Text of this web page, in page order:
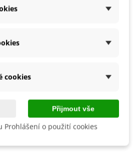
Ano
Nehybridní
cookies
Přijmout vše
Prohlášení o použití cookies